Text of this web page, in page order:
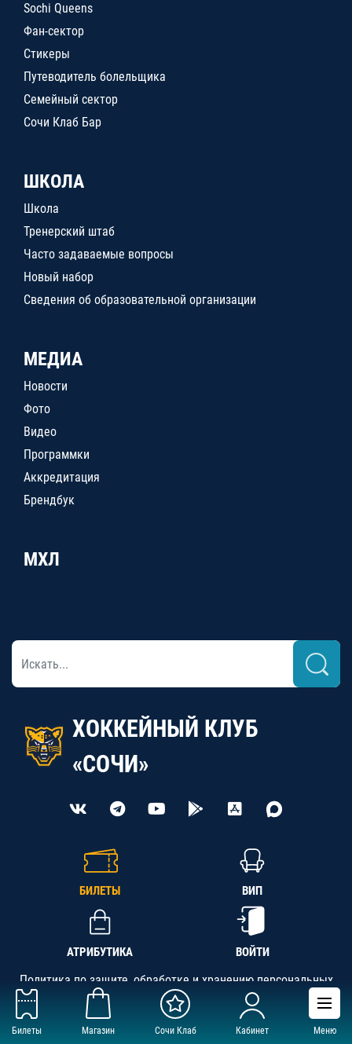
Билеты Магазин Сочи Клаб Кабинет Меню
Sochi Queens
Фан-сектор
Стикеры
Путеводитель болельщика
Семейный сектор
Сочи Клаб Бар
ШКОЛА
Школа
Тренерский штаб
Часто задаваемые вопросы
Новый набор
Сведения об образовательной организации
МЕДИА
Новости
Фото
Видео
Программки
Аккредитация
Брендбук
МХЛ
ХОККЕЙНЫЙ КЛУБ
«СОЧИ»
БИЛЕТЫ ВИП
АТРИБУТИКА ВОЙТИ
Политика по защите, обработке и хранению персональных
данных
АНО «СК «Кубань-Регион», ОГРН 1142300002349,